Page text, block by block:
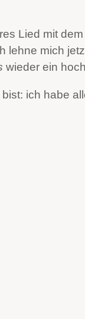
Lied mit
lehne mich
wieder ein
ich habe